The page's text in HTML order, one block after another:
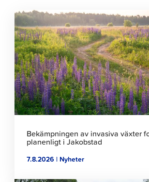
Klicka
för
att
läsa
artikeln
Bekämpningen av invasiva växter
planenligt i Jakobstad
7.8.2026 | Nyheter